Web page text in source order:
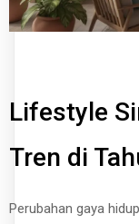
Lifestyle
Tren di
Perubahan gaya